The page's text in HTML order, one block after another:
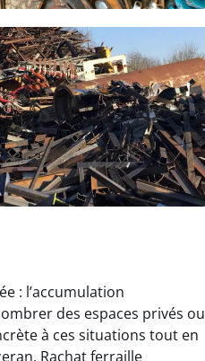
: l’accumulation
des espaces privés ou
à ces situations tout en
Rachat ferraille